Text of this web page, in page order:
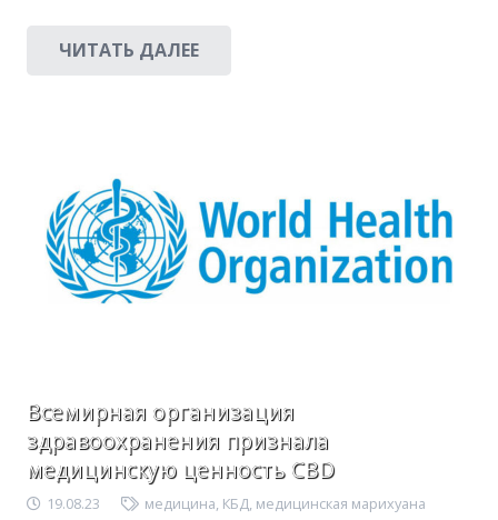
ЧИТАТЬ ДАЛЕЕ
Всемирная организация
здравоохранения признала
медицинскую ценность CBD
19.08.23 медицина, КБД, медицинская марихуана